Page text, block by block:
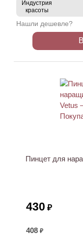
Индустрия
красоты
Нашли дешевле?
Пинцет для
430 ₽
408 ₽